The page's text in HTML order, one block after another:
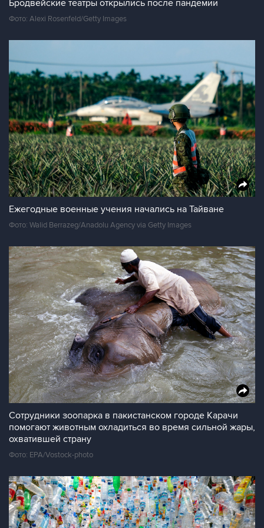
Бродвейские театры открылись после пандемии
Фото: Alexi Rosenfeld/Getty Images
Ежегодные военные учения начались на Тайване
Фото: Walid Berrazeg/Anadolu Agency via Getty Images
Сотрудники зоопарка в пакистанском городе Карачи
помогают животным охладиться во время сильной жары,
охватившей страну
Фото: EPA/Vostock-photo